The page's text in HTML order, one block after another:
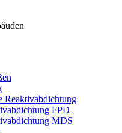
Reaktivabdichtung
FPD
MDS